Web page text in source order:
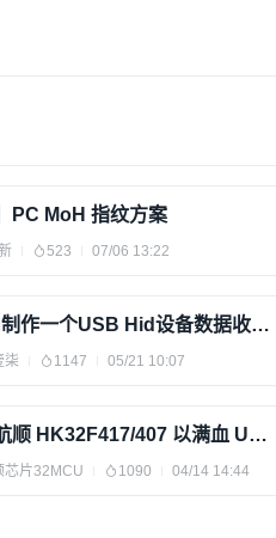
PC MoH 指纹方案
523 07/06 13:22
使用Python制作一个USB Hid设备数据收发测试工具
柒 1147 05/21 10:07
工业之巅！航顺 HK32F417/407 以满血 USB重塑工业互联效率
芯片32MCU 1090 04/14 14:44